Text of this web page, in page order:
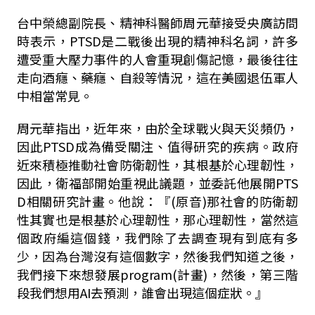
台中榮總副院長、精神科醫師周元華接受央廣訪問
時表示，PTSD是二戰後出現的精神科名詞，許多
遭受重大壓力事件的人會重現創傷記憶，最後往往
走向酒癮、藥癮、自殺等情況，這在美國退伍軍人
中相當常見。
周元華指出，近年來，由於全球戰火與天災頻仍，
因此PTSD成為備受關注、值得研究的疾病。政府
近來積極推動社會防衛韌性，其根基於心理韌性，
因此，衛福部開始重視此議題，並委託他展開PTS
D相關研究計畫。他說：『(原音)那社會的防衛韌
性其實也是根基於心理韌性，那心理韌性，當然這
個政府編這個錢，我們除了去調查現有到底有多
少，因為台灣沒有這個數字，然後我們知道之後，
我們接下來想發展program(計畫)，然後，第三階
段我們想用AI去預測，誰會出現這個症狀。』